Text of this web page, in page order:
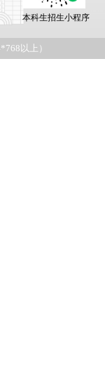
本科生招生小程序
以上）